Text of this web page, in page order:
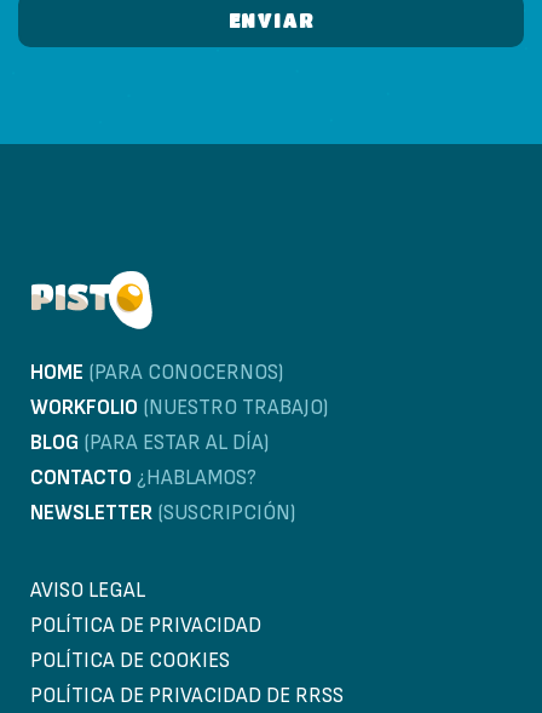
HOME (PARA CONOCERNOS)
WORKFOLIO (NUESTRO TRABAJO)
BLOG (PARA ESTAR AL DÍA)
CONTACTO ¿HABLAMOS?
NEWSLETTER (SUSCRIPCIÓN)
AVISO LEGAL
POLÍTICA DE PRIVACIDAD
POLÍTICA DE COOKIES
POLÍTICA DE PRIVACIDAD DE RRSS